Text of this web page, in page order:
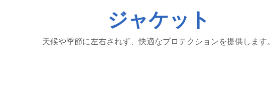
ジャケット
天候や季節に左右されず、快適なプロテクションを提供します。